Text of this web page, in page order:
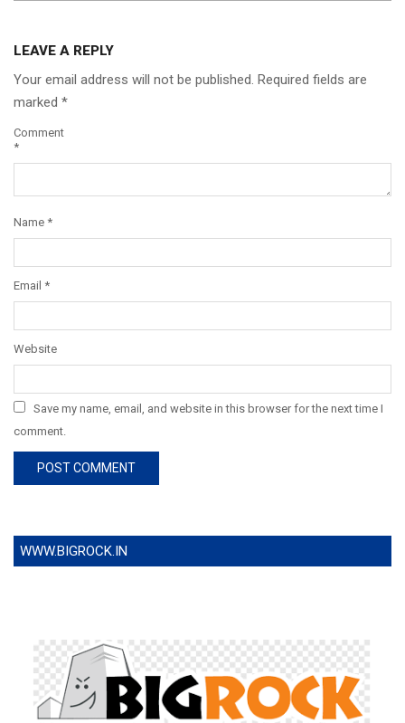
LEAVE A REPLY
Your email address will not be published. Required fields are
marked *
Comment
*
Name *
Email *
Website
Save my name, email, and website in this browser for the next time I
comment.
WWW.BIGROCK.IN